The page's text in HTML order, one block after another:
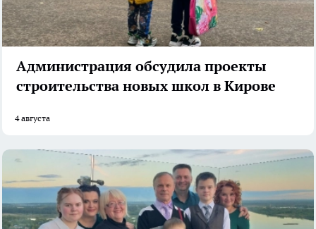
Администрация обсудила проекты
строительства новых школ в Кирове
4 августа